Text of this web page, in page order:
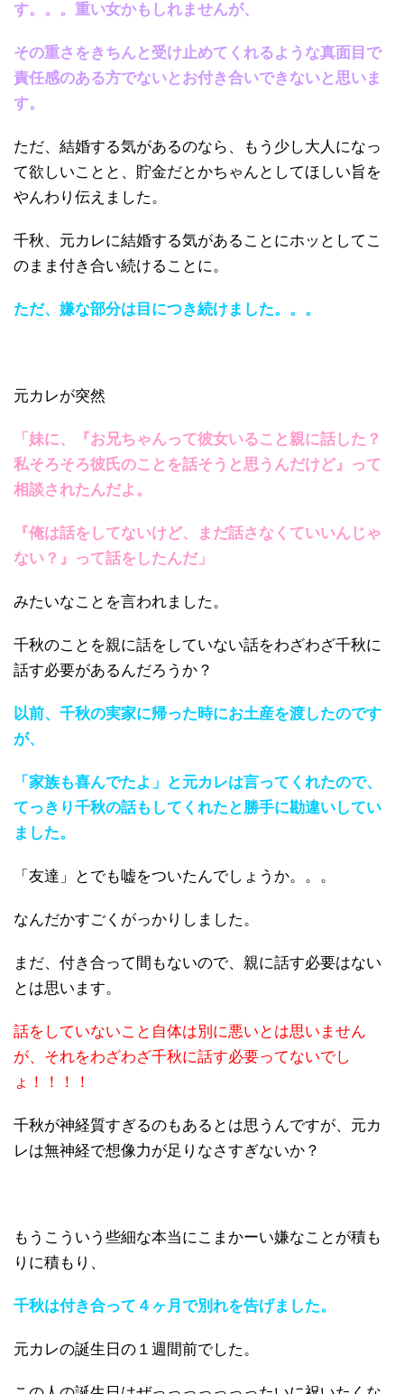
す。。。重い女かもしれませんが、
その重さをきちんと受け止めてくれるような真面目で
責任感のある方でないとお付き合いできないと思いま
す。
ただ、結婚する気があるのなら、もう少し大人になっ
て欲しいことと、貯金だとかちゃんとしてほしい旨を
やんわり伝えました。
千秋、元カレに結婚する気があることにホッとしてこ
のまま付き合い続けることに。
ただ、嫌な部分は目につき続けました。。。
元カレが突然
「妹に、『お兄ちゃんって彼女いること親に話した？
私そろそろ彼氏のことを話そうと思うんだけど』って
相談されたんだよ。
『俺は話をしてないけど、まだ話さなくていいんじゃ
ない？』って話をしたんだ」
みたいなことを言われました。
千秋のことを親に話をしていない話をわざわざ千秋に
話す必要があるんだろうか？
以前、千秋の実家に帰った時にお土産を渡したのです
が、
「家族も喜んでたよ」と元カレは言ってくれたので、
てっきり千秋の話もしてくれたと勝手に勘違いしてい
ました。
「友達」とでも嘘をついたんでしょうか。。。
なんだかすごくがっかりしました。
まだ、付き合って間もないので、親に話す必要はない
とは思います。
話をしていないこと自体は別に悪いとは思いません
が、それをわざわざ千秋に話す必要ってないでし
ょ！！！！
千秋が神経質すぎるのもあるとは思うんですが、元カ
レは無神経で想像力が足りなさすぎないか？
もうこういう些細な本当にこまかーい嫌なことが積も
りに積もり、
千秋は付き合って４ヶ月で別れを告げました。
元カレの誕生日の１週間前でした。